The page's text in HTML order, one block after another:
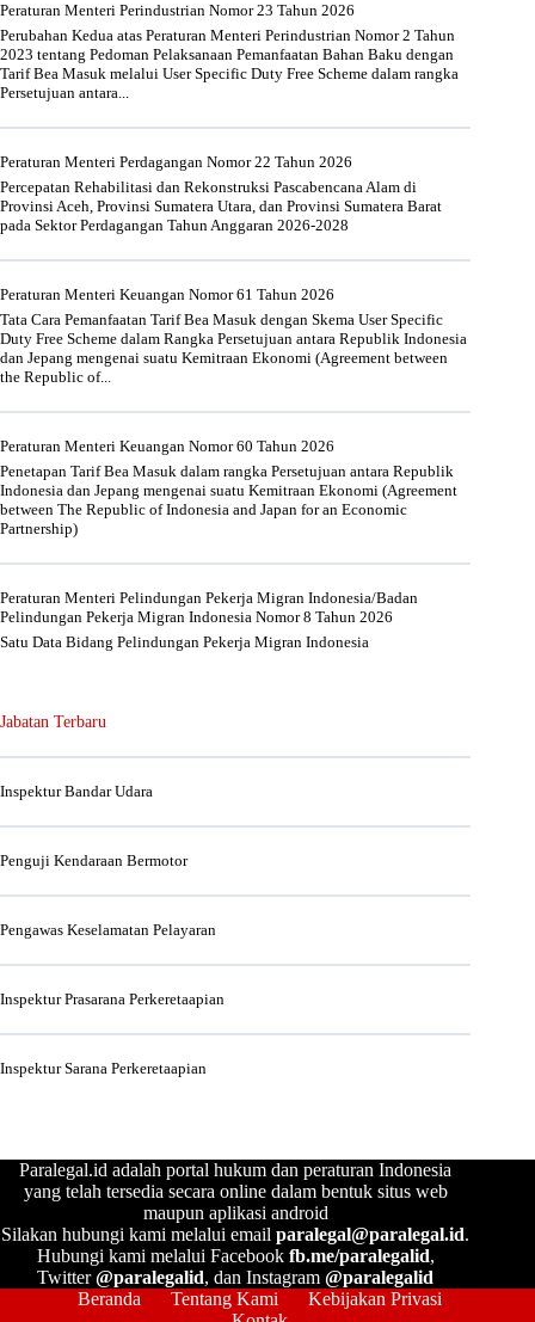
Peraturan Menteri Perindustrian Nomor 23 Tahun 2026
Perubahan Kedua atas Peraturan Menteri Perindustrian Nomor 2 Tahun
2023 tentang Pedoman Pelaksanaan Pemanfaatan Bahan Baku dengan
Tarif Bea Masuk melalui User Specific Duty Free Scheme dalam rangka
Persetujuan antara...
Peraturan Menteri Perdagangan Nomor 22 Tahun 2026
Percepatan Rehabilitasi dan Rekonstruksi Pascabencana Alam di
Provinsi Aceh, Provinsi Sumatera Utara, dan Provinsi Sumatera Barat
pada Sektor Perdagangan Tahun Anggaran 2026-2028
Peraturan Menteri Keuangan Nomor 61 Tahun 2026
Tata Cara Pemanfaatan Tarif Bea Masuk dengan Skema User Specific
Duty Free Scheme dalam Rangka Persetujuan antara Republik Indonesia
dan Jepang mengenai suatu Kemitraan Ekonomi (Agreement between
the Republic of...
Peraturan Menteri Keuangan Nomor 60 Tahun 2026
Penetapan Tarif Bea Masuk dalam rangka Persetujuan antara Republik
Indonesia dan Jepang mengenai suatu Kemitraan Ekonomi (Agreement
between The Republic of Indonesia and Japan for an Economic
Partnership)
Peraturan Menteri Pelindungan Pekerja Migran Indonesia/Badan
Pelindungan Pekerja Migran Indonesia Nomor 8 Tahun 2026
Satu Data Bidang Pelindungan Pekerja Migran Indonesia
Jabatan Terbaru
Inspektur Bandar Udara
Penguji Kendaraan Bermotor
Pengawas Keselamatan Pelayaran
Inspektur Prasarana Perkeretaapian
Inspektur Sarana Perkeretaapian
Paralegal.id adalah portal hukum dan peraturan Indonesia
yang telah tersedia secara online dalam bentuk situs web
maupun aplikasi android
Silakan hubungi kami melalui emailparalegal@paralegal.id.
Hubungi kami melalui Facebook fb.me/paralegalid,
Twitter@paralegalid, dan Instagram@paralegalid
Beranda
Tentang Kami
Kebijakan Privasi